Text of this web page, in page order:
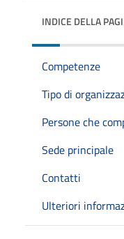
INDICE DELLA
Competenze
Tipo di
Persone che
Sede principale
Contatti
Ulteriori